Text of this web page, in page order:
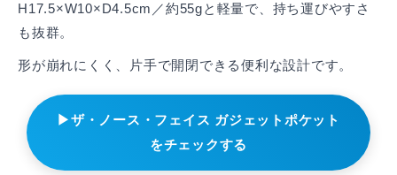
H17.5×W10×D4.5cm／約55gと軽量で、持ち運びやすさ
も抜群。
形が崩れにくく、片手で開閉できる便利な設計です。
▶ザ・ノース・フェイス ガジェットポケット
をチェックする